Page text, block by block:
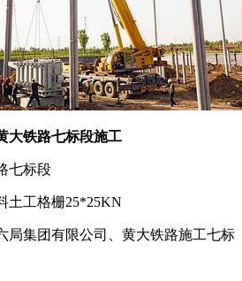
大铁路七标段施工
七标段
土工格栅25*25KN
局集团有限公司、黄大铁路施工七标